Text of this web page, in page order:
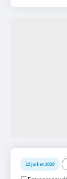
22 juillet 2026